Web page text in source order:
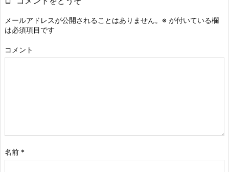
メールアドレスが公開されることはありません。 ※ が付いている欄
は必須項目です
コメント
名前 *